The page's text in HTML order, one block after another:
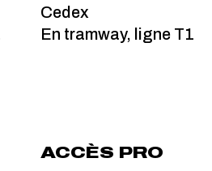
Cedex
En tramway, ligne T1
ACCÈS PRO